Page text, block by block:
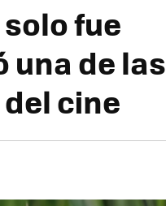
fue
una de las
cine